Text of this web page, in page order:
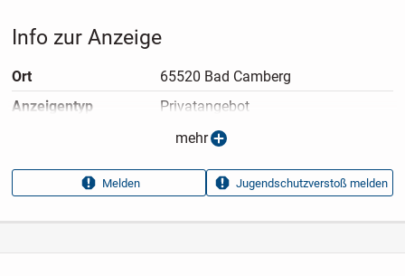
Info zur Anzeige
Ort
65520 Bad Camberg
Anzeigen­typ
Privatangebot
29.03.2026
Anzeigen­kennung
cf23126e
Aufrufe dieser
9
mehr
Melden Jugendschutzverstoß melden